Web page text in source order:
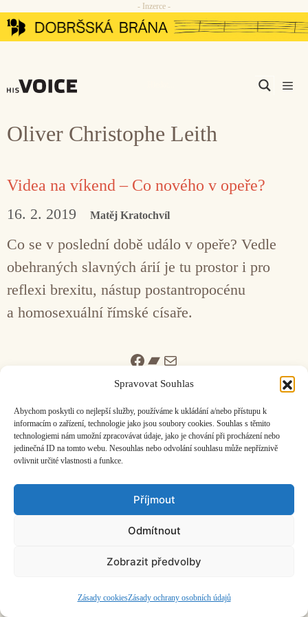
Spravovat Souhlas
Abychom poskytli co nejlepší služby, používáme k ukládání a/nebo přístupu k
informacím o zařízení, technologie jako jsou soubory cookies. Souhlas s těmito
technologiemi nám umožní zpracovávat údaje, jako je chování při procházení nebo
jedinečná ID na tomto webu. Nesouhlas nebo odvolání souhlasu může nepříznivě
ovlivnit určité vlastnosti a funkce.
Příjmout
Odmítnout
Zobrazit předvolby
Zásady cookiesZásady ochrany osobních údajů
Přeskočit
na
- Inzerce -
Oliver Christophe Leith
Videa na víkend – Co nového v opeře?
16. 2. 2019 Matěj Kratochvíl
Co se v poslední době událo v opeře? Vedle
obehraných slavných árií je tu prostor i pro
reflexi brexitu, nástup postantropocénu
a homosexuální římské císaře.
Facebook
Bandcamp
Mail
ČASOPIS O JINÉ HUDBĚ | vydává Hudební informační středisko
©2026 HISvoice – design a adminAtelier Dokument